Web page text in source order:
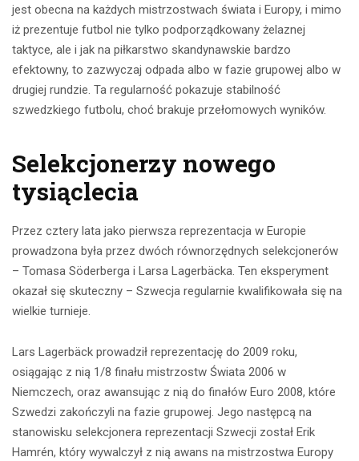
jest obecna na każdych mistrzostwach świata i Europy, i mimo
iż prezentuje futbol nie tylko podporządkowany żelaznej
taktyce, ale i jak na piłkarstwo skandynawskie bardzo
efektowny, to zazwyczaj odpada albo w fazie grupowej albo w
drugiej rundzie. Ta regularność pokazuje stabilność
szwedzkiego futbolu, choć brakuje przełomowych wyników.
Selekcjonerzy nowego
tysiąclecia
Przez cztery lata jako pierwsza reprezentacja w Europie
prowadzona była przez dwóch równorzędnych selekcjonerów
– Tomasa Söderberga i Larsa Lagerbäcka. Ten eksperyment
okazał się skuteczny – Szwecja regularnie kwalifikowała się na
wielkie turnieje.
Lars Lagerbäck prowadził reprezentację do 2009 roku,
osiągając z nią 1/8 finału mistrzostw Świata 2006 w
Niemczech, oraz awansując z nią do finałów Euro 2008, które
Szwedzi zakończyli na fazie grupowej. Jego następcą na
stanowisku selekcjonera reprezentacji Szwecji został Erik
Hamrén, który wywalczył z nią awans na mistrzostwa Europy